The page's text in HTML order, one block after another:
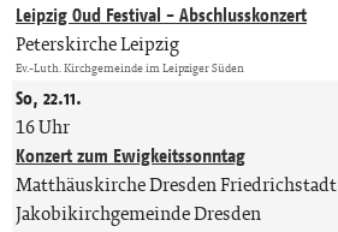
Leipzig Oud Festival - Abschlusskonzert
Peterskirche Leipzig
Ev.-Luth. Kirchgemeinde im Leipziger Süden
So, 22.11.
16 Uhr
Konzert zum Ewigkeitssonntag
Matthäuskirche Dresden Friedrichstadt
Jakobikirchgemeinde Dresden